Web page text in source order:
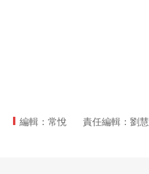
編輯：常悅 責任編輯：劉慧